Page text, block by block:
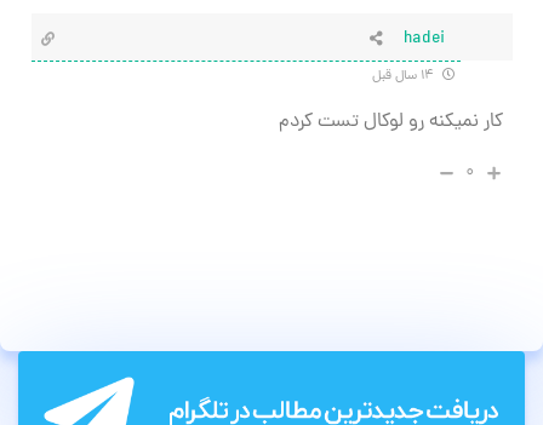
hadei
کار نمیکنه رو لوکال تست کردم
۰